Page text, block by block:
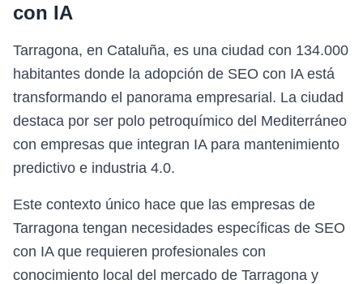
con IA
Tarragona, en Cataluña, es una ciudad con 134.000
habitantes donde la adopción de SEO con IA está
transformando el panorama empresarial. La ciudad
destaca por ser polo petroquímico del Mediterráneo
con empresas que integran IA para mantenimiento
predictivo e industria 4.0.
Este contexto único hace que las empresas de
Tarragona tengan necesidades específicas de SEO
con IA que requieren profesionales con
conocimiento local del mercado de Tarragona y